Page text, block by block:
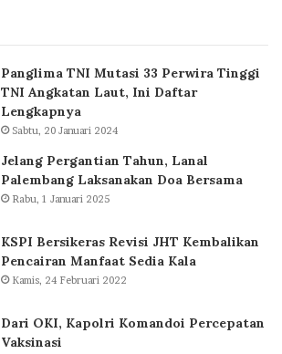
Panglima TNI Mutasi 33 Perwira Tinggi
TNI Angkatan Laut, Ini Daftar
Lengkapnya
Sabtu, 20 Januari 2024
Jelang Pergantian Tahun, Lanal
Palembang Laksanakan Doa Bersama
Rabu, 1 Januari 2025
KSPI Bersikeras Revisi JHT Kembalikan
Pencairan Manfaat Sedia Kala
Kamis, 24 Februari 2022
Dari OKI, Kapolri Komandoi Percepatan
Vaksinasi